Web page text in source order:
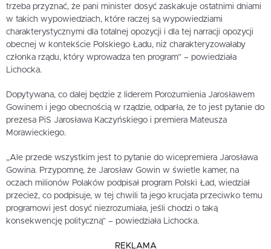
trzeba przyznać, że pani minister dosyć zaskakuje ostatnimi dniami
w takich wypowiedziach, które raczej są wypowiedziami
charakterystycznymi dla totalnej opozycji i dla tej narracji opozycji
obecnej w kontekście Polskiego Ładu, niż charakteryzowałaby
członka rządu, który wprowadza ten program” – powiedziała
Lichocka.
Dopytywana, co dalej będzie z liderem Porozumienia Jarosławem
Gowinem i jego obecnością w rządzie, odparła, że to jest pytanie do
prezesa PiS Jarosława Kaczyńskiego i premiera Mateusza
Morawieckiego.
„Ale przede wszystkim jest to pytanie do wicepremiera Jarosława
Gowina. Przypomnę, że Jarosław Gowin w świetle kamer, na
oczach milionów Polaków podpisał program Polski Ład, wiedział
przecież, co podpisuje, w tej chwili ta jego krucjata przeciwko temu
programowi jest dosyć niezrozumiała, jeśli chodzi o taką
konsekwencję polityczną” – powiedziała Lichocka.
REKLAMA